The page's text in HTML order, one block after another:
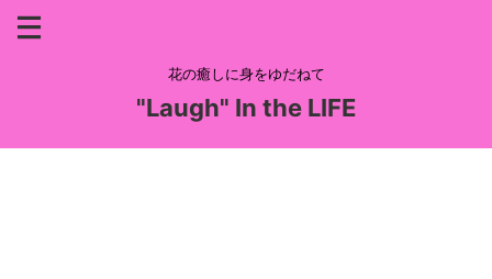
花の癒しに身をゆだねて
"Laugh" In the LIFE